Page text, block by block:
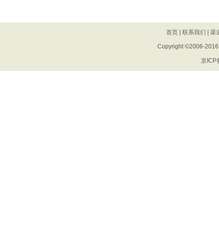
首页 | 联系我们 | 渠
Copyright ©2006-
京